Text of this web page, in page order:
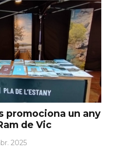
promociona un any
de Vic
2025